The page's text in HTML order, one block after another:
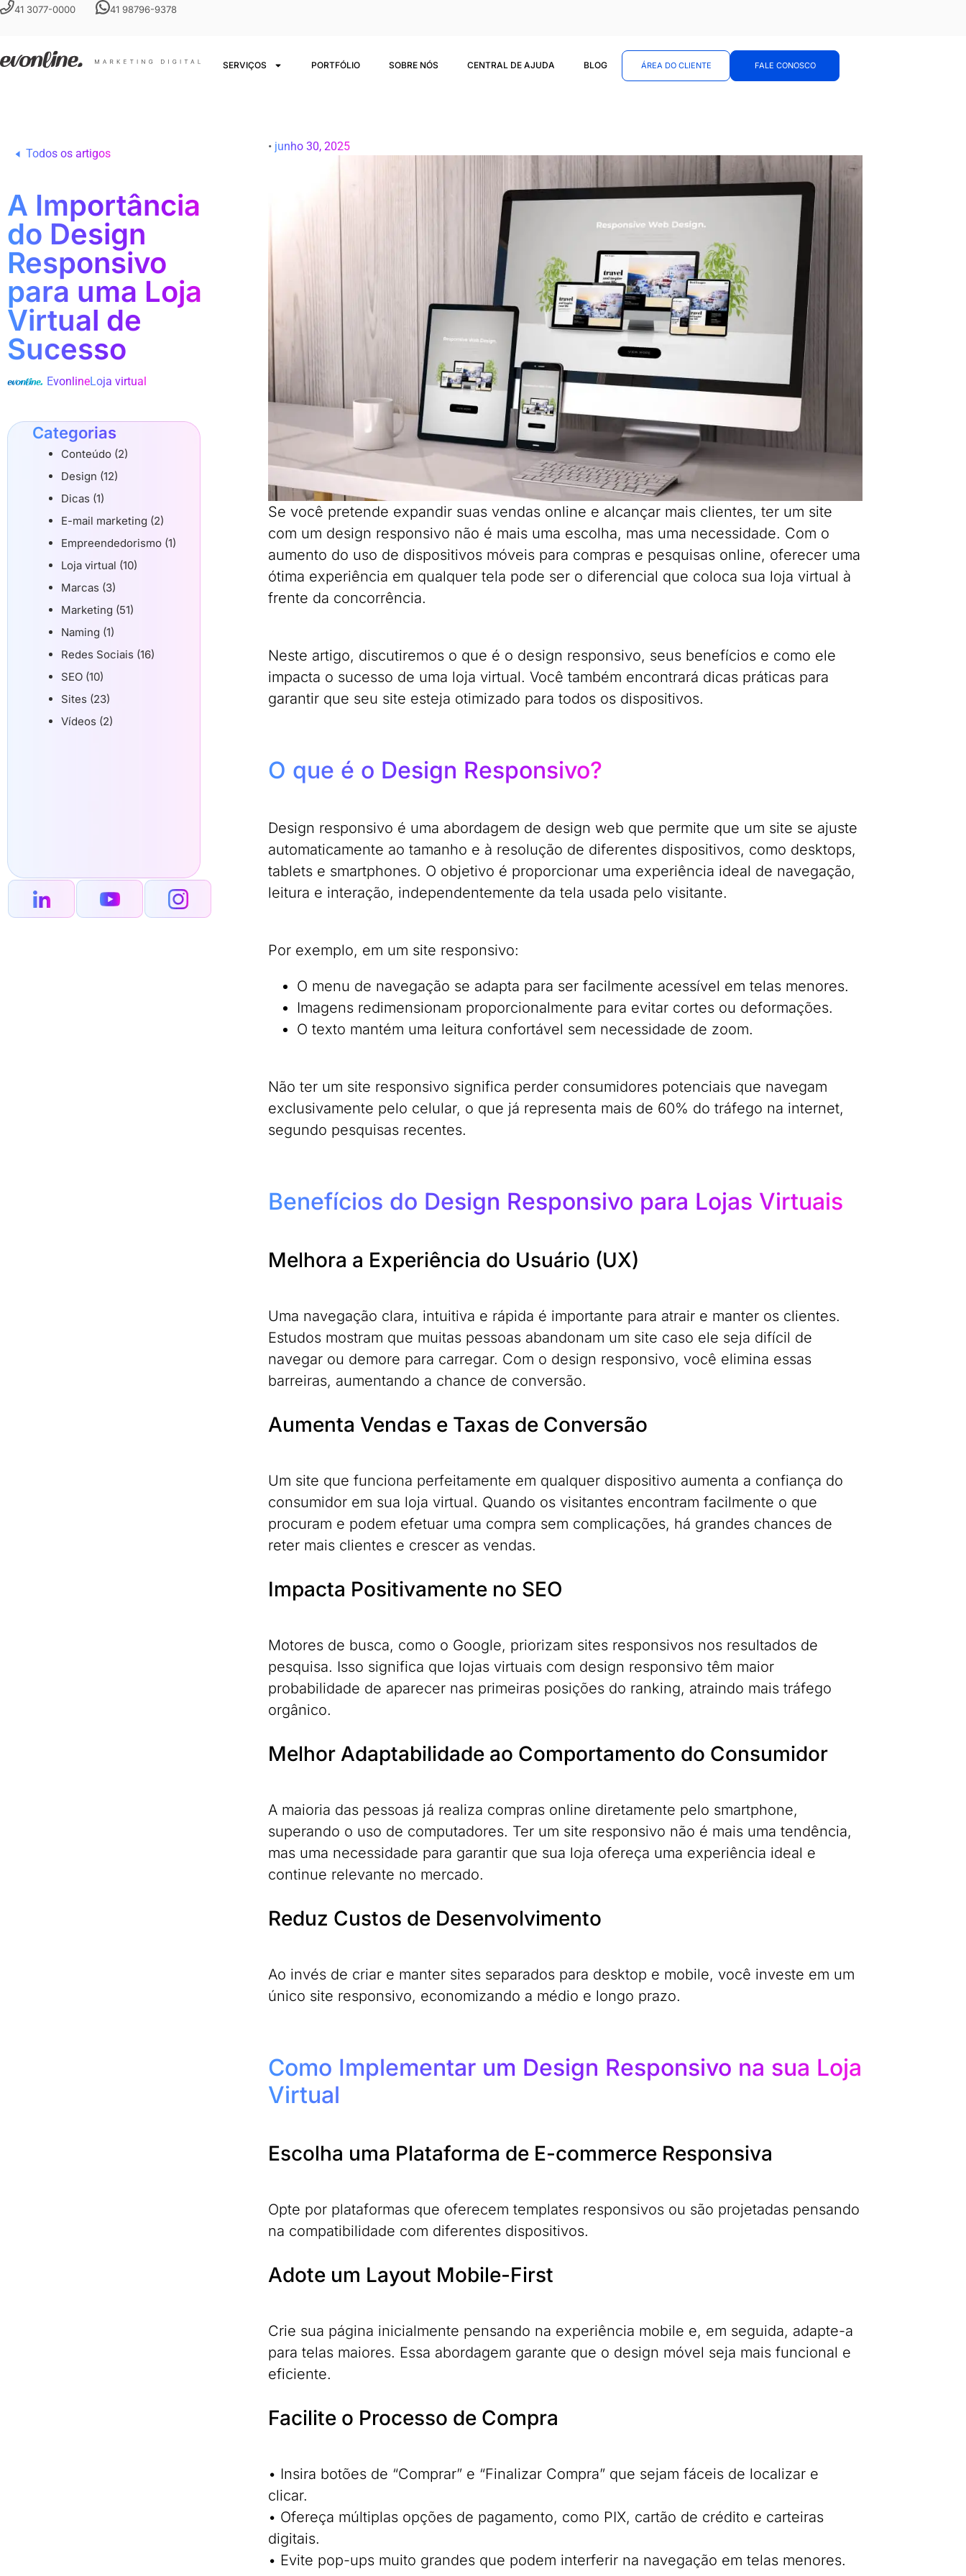
41 3077-0000 41 98796-9378
SERVIÇOS PORTFÓLIO SOBRE NÓS CENTRAL DE AJUDA BLOG ÁREA DO CLIENTE FALE CONOSCO
Todos os artigos
A Importância
do Design
Responsivo
para uma Loja
Virtual de
Sucesso
EvonlineLoja virtual
Categorias
Conteúdo (2)
Design (12)
Dicas (1)
E-mail marketing (2)
Empreendedorismo (1)
Loja virtual (10)
Marcas (3)
Marketing (51)
Naming (1)
Redes Sociais (16)
SEO (10)
Sites (23)
Vídeos (2)
• junho 30, 2025
Se você pretende expandir suas vendas online e alcançar mais clientes, ter um site
com um design responsivo não é mais uma escolha, mas uma necessidade. Com o
aumento do uso de dispositivos móveis para compras e pesquisas online, oferecer uma
ótima experiência em qualquer tela pode ser o diferencial que coloca sua loja virtual à
frente da concorrência.
Neste artigo, discutiremos o que é o design responsivo, seus benefícios e como ele
impacta o sucesso de uma loja virtual. Você também encontrará dicas práticas para
garantir que seu site esteja otimizado para todos os dispositivos.
O que é o Design Responsivo?
Design responsivo é uma abordagem de design web que permite que um site se ajuste
automaticamente ao tamanho e à resolução de diferentes dispositivos, como desktops,
tablets e smartphones. O objetivo é proporcionar uma experiência ideal de navegação,
leitura e interação, independentemente da tela usada pelo visitante.
Por exemplo, em um site responsivo:
O menu de navegação se adapta para ser facilmente acessível em telas menores.
Imagens redimensionam proporcionalmente para evitar cortes ou deformações.
O texto mantém uma leitura confortável sem necessidade de zoom.
Não ter um site responsivo significa perder consumidores potenciais que navegam
exclusivamente pelo celular, o que já representa mais de 60% do tráfego na internet,
segundo pesquisas recentes.
Benefícios do Design Responsivo para Lojas Virtuais
Melhora a Experiência do Usuário (UX)
Uma navegação clara, intuitiva e rápida é importante para atrair e manter os clientes.
Estudos mostram que muitas pessoas abandonam um site caso ele seja difícil de
navegar ou demore para carregar. Com o design responsivo, você elimina essas
barreiras, aumentando a chance de conversão.
Aumenta Vendas e Taxas de Conversão
Um site que funciona perfeitamente em qualquer dispositivo aumenta a confiança do
consumidor em sua loja virtual. Quando os visitantes encontram facilmente o que
procuram e podem efetuar uma compra sem complicações, há grandes chances de
reter mais clientes e crescer as vendas.
Impacta Positivamente no SEO
Motores de busca, como o Google, priorizam sites responsivos nos resultados de
pesquisa. Isso significa que lojas virtuais com design responsivo têm maior
probabilidade de aparecer nas primeiras posições do ranking, atraindo mais tráfego
orgânico.
Melhor Adaptabilidade ao Comportamento do Consumidor
A maioria das pessoas já realiza compras online diretamente pelo smartphone,
superando o uso de computadores. Ter um site responsivo não é mais uma tendência,
mas uma necessidade para garantir que sua loja ofereça uma experiência ideal e
continue relevante no mercado.
Reduz Custos de Desenvolvimento
Ao invés de criar e manter sites separados para desktop e mobile, você investe em um
único site responsivo, economizando a médio e longo prazo.
Como Implementar um Design Responsivo na sua Loja
Virtual
Escolha uma Plataforma de E-commerce Responsiva
Opte por plataformas que oferecem templates responsivos ou são projetadas pensando
na compatibilidade com diferentes dispositivos.
Adote um Layout Mobile-First
Crie sua página inicialmente pensando na experiência mobile e, em seguida, adapte-a
para telas maiores. Essa abordagem garante que o design móvel seja mais funcional e
eficiente.
Facilite o Processo de Compra
• Insira botões de “Comprar” e “Finalizar Compra” que sejam fáceis de localizar e
clicar.
• Ofereça múltiplas opções de pagamento, como PIX, cartão de crédito e carteiras
digitais.
• Evite pop-ups muito grandes que podem interferir na navegação em telas menores.